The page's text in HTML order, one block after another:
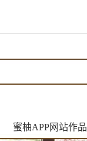
蜜柚APP网站作品